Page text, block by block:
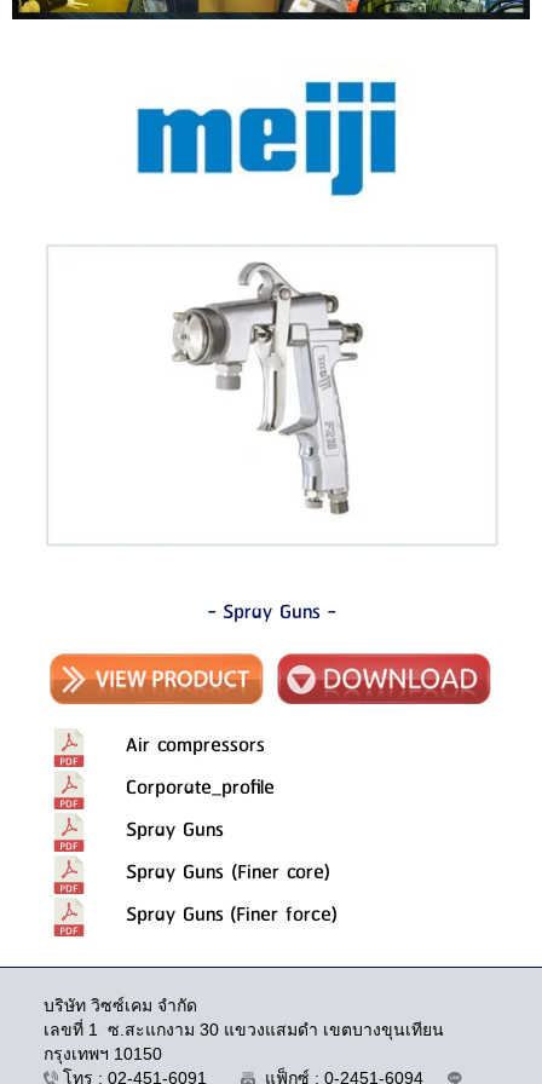
- Spray Guns -
Air compressors
Corporate_profile
Spray Guns
Spray Guns (Finer core)
Spray Guns (Finer force)
บริษัท วิซซ์เคม จำกัด
เลขที่ 1 ซ.สะแกงาม 30 แขวงแสมดำ เขตบางขุนเทียน
กรุงเทพฯ 10150
โทร : 02-451-6091
แฟ็กซ์ : 0-2451-6094